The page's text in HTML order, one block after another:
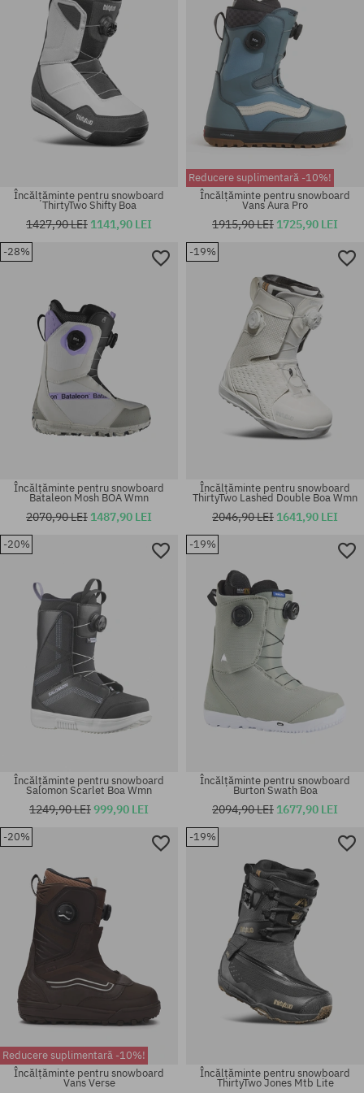
Mărimi existente:
Mărimi existente:
36.5; 38; 38.5
Mărimi existente:
Încălțăminte pentru snowboard
ThirtyTwo Shifty Boa
1427,90 LEI 1141,90 LEI
Mărimi existente:
42.5; 44; 44.5
Reducere suplimentară -10%!
Încălțăminte pentru snowboard
Vans Aura Pro
1915,90 LEI 1725,90 LEI
-28%
Mărimi existente:
Încălțăminte pentru snowboard
Bataleon Mosh BOA Wmn
2070,90 LEI 1487,90 LEI
-19%
Mărimi existente:
Încălțăminte pentru snowboard
ThirtyTwo Lashed Double Boa Wmn
2046,90 LEI 1641,90 LEI
-20%
Încălțăminte pentru snowboard
Salomon Scarlet Boa Wmn
1249,90 LEI999,90 LEI
-19%
Încălțăminte pentru snowboard
Burton Swath Boa
2094,90 LEI 1677,90 LEI
-20%
Reducere suplimentară -10%!
Încălțăminte pentru snowboard
Vans Verse
-19%
Încălțăminte pentru snowboard
ThirtyTwo Jones Mtb Lite